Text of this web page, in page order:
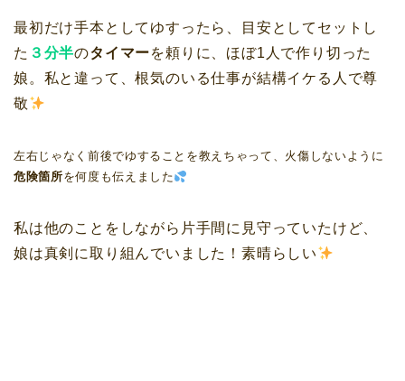
最初だけ手本としてゆすったら、目安としてセットし
た ３分半のタイマーを頼りに、ほぼ1人で作り切った
娘。私と違って、根気のいる仕事が結構イケる人で尊
敬
左右じゃなく前後でゆすることを教えちゃって、火傷しないように
危険箇所を何度も伝えました
私は他のことをしながら片手間に見守っていたけど、
娘は真剣に取り組んでいました！素晴らしい